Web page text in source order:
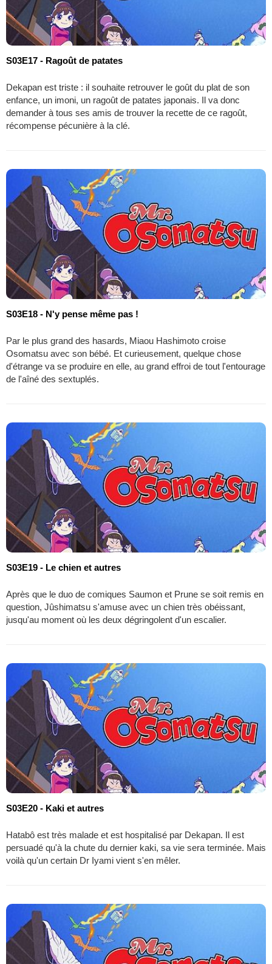
S03E17 - Ragoût de patates
Dekapan est triste : il souhaite retrouver le goût du plat de son
enfance, un imoni, un ragoût de patates japonais. Il va donc
demander à tous ses amis de trouver la recette de ce ragoût,
récompense pécunière à la clé.
S03E18 - N'y pense même pas !
Par le plus grand des hasards, Miaou Hashimoto croise
Osomatsu avec son bébé. Et curieusement, quelque chose
d'étrange va se produire en elle, au grand effroi de tout l'entourage
de l'aîné des sextuplés.
S03E19 - Le chien et autres
Après que le duo de comiques Saumon et Prune se soit remis en
question, Jûshimatsu s'amuse avec un chien très obéissant,
jusqu'au moment où les deux dégringolent d'un escalier.
S03E20 - Kaki et autres
Hatabô est très malade et est hospitalisé par Dekapan. Il est
persuadé qu'à la chute du dernier kaki, sa vie sera terminée. Mais
voilà qu'un certain Dr Iyami vient s'en mêler.